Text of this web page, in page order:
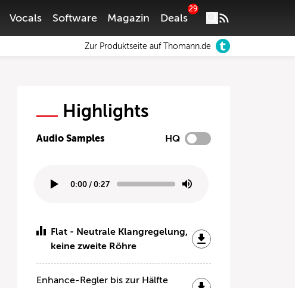
Vocals Software Magazin Deals
29
Zur Produktseite auf Thomann.de
Highlights
Audio Samples HQ
0:00 / 0:27
Flat - Neutrale Klangregelung,
keine zweite Röhre
Enhance-Regler bis zur Hälfte